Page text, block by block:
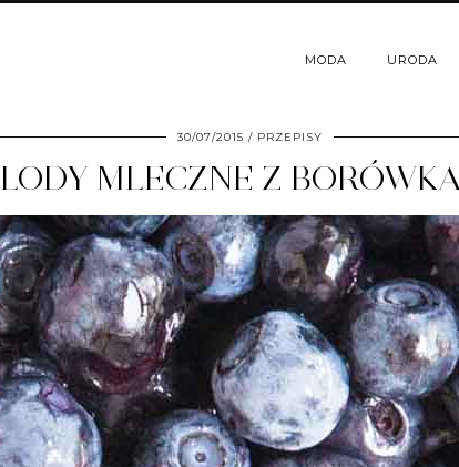
MODA URODA
30/07/2015 PRZEPISY
LODY MLECZNE Z